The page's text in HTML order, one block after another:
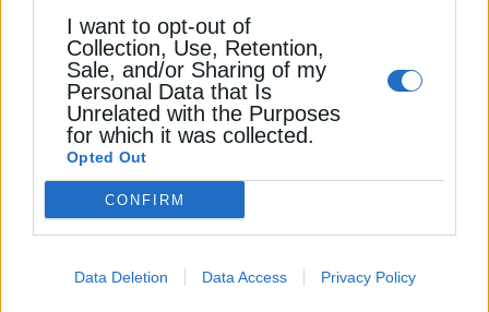
I want to opt-out of
Collection, Use, Retention,
Sale, and/or Sharing of my
Personal Data that Is
Unrelated with the Purposes
for which it was collected.
Opted Out
CONFIRM
Data Deletion Data Access Privacy Policy
ΔΕΊΤΕ ΕΠΊΣΗΣ